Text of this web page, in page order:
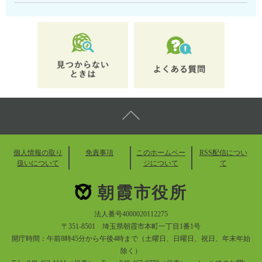
個人情報の取り
扱いについて
免責事項
このホームペー
ジについて
RSS配信につい
て
朝霞市役所
法人番号4000020112275
〒351-8501 埼玉県朝霞市本町一丁目1番1号
開庁時間：午前8時45分から午後4時まで（土曜日、日曜日、祝日、年末年始
除く）